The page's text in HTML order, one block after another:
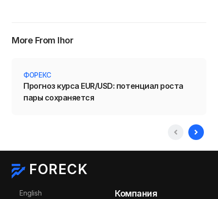
More From Ihor
ФОРЕКС
Прогноз курса EUR/USD: потенциал роста
пары сохраняется
FORECK
Выберите язык
English Компания